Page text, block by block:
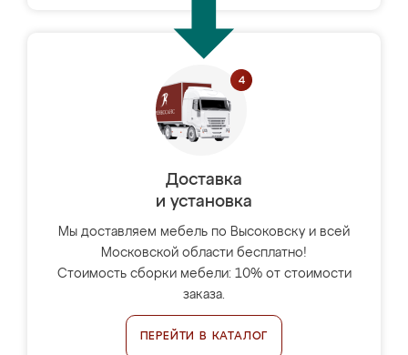
Доставка
и установка
Мы доставляем мебель по Высоковску и всей
Московской области бесплатно!
Стоимость сборки мебели: 10% от стоимости
заказа.
ПЕРЕЙТИ В КАТАЛОГ